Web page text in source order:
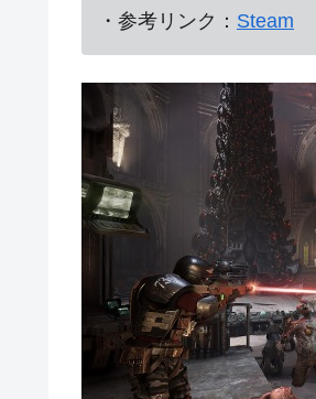
・参考リンク： Steam